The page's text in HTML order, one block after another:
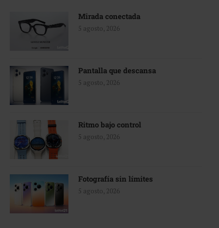
Mirada conectada
5 agosto, 2026
Pantalla que descansa
5 agosto, 2026
Ritmo bajo control
5 agosto, 2026
Fotografía sin límites
5 agosto, 2026